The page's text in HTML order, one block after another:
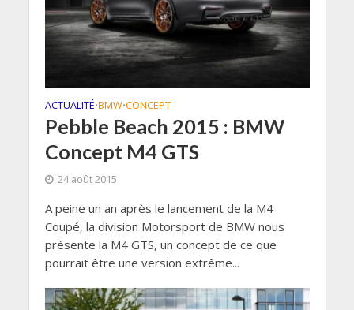
ACTUALITÉ•BMW•CONCEPT
Pebble Beach 2015 : BMW
Concept M4 GTS
24 août 2015
A peine un an après le lancement de la M4
Coupé, la division Motorsport de BMW nous
présente la M4 GTS, un concept de ce que
pourrait être une version extrême...